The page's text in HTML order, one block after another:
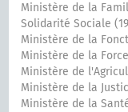
Ministère de la
Solidarité Sociale
Ministère de la
Ministère de la
Ministère de
Ministère de la
Ministère de la